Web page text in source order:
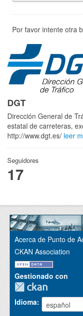
Por favor intente otra
DGT
Dirección General de
estatal de carreteras,
http://www.dgt.es/ leer
Seguidores
17
Acerca de Punto de
CKAN Association
Gestionado con
Idioma